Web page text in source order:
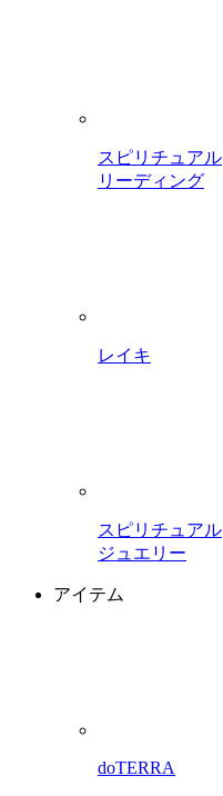
スピリチュアル
リーディング
レイキ
スピリチュアル
ジュエリー
アイテム
doTERRA